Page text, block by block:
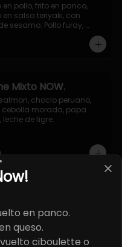
en pollo, frito en panco,
salsa teriyaki, con
sesamo. Pollo furay,
furay, cebollin.
Mixto NOW.
choclo peruano,
cebolla morada, papa
leche de tigre.
salmon, palta, cilantro,
papa camote,
tigre.
en panco.
queso.
ciboulette o